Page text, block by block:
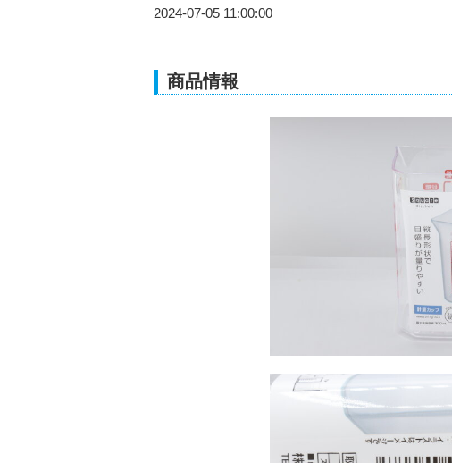
2024-07-05 11:00:00
商品情報